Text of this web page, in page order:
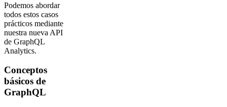
Podemos abordar
todos estos casos
prácticos mediante
nuestra nueva API
de GraphQL
Analytics.
Conceptos
básicos de
GraphQL